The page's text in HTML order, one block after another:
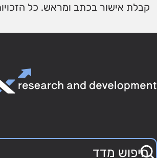
קבלת אישור בכתב ומראש. כל